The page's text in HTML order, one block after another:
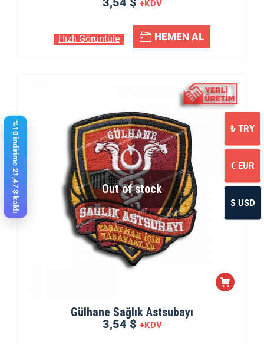
+KDV
Hızlı Görüntüle HEMEN AL
Out of stock
Gülhane Sağlık Astsubayı
3,54 $ +KDV
%10 indirime 21,47 $ kaldı ₺ TRY
€ EUR
$ USD